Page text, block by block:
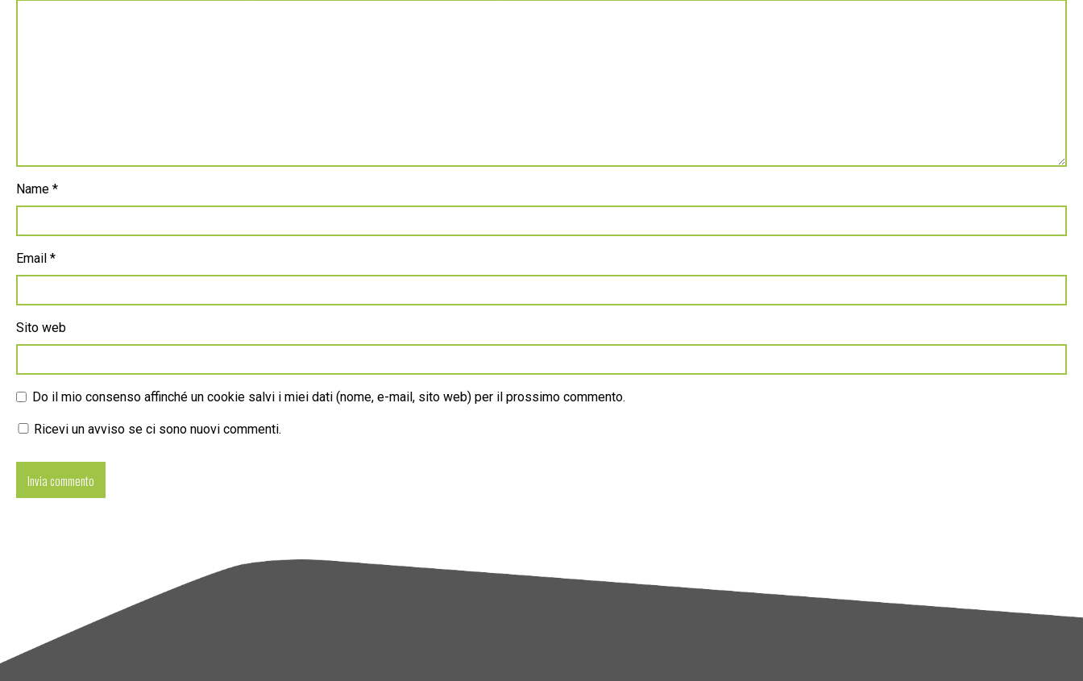
Name *
Email *
Sito web
Do il mio consenso affinché un cookie salvi i miei dati (nome, e-mail, sito web) per il prossimo commento.
Ricevi un avviso se ci sono nuovi commenti.